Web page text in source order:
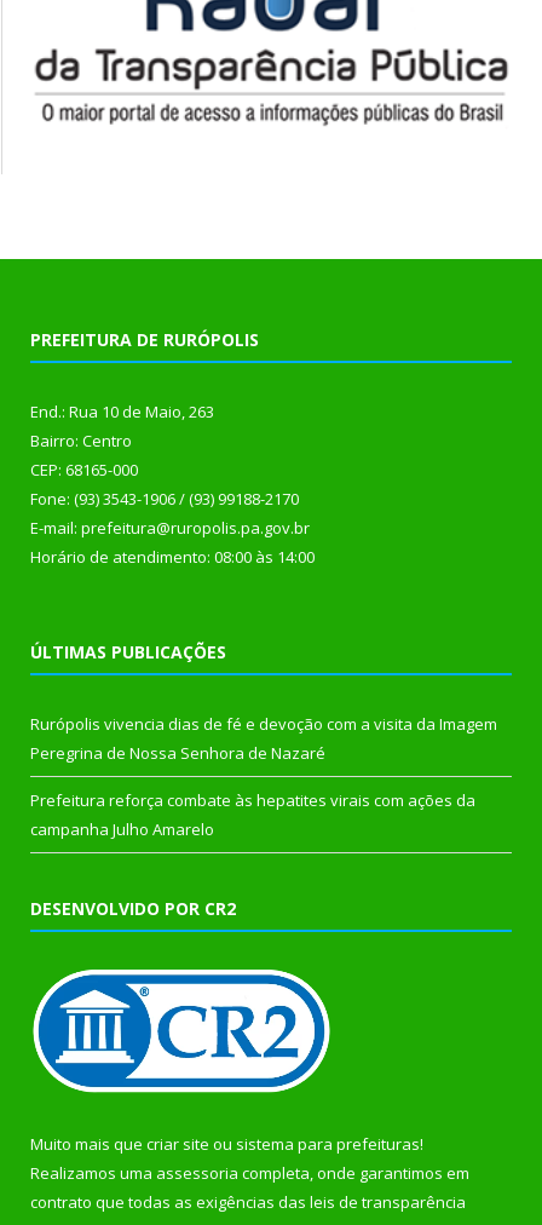
PREFEITURA DE RURÓPOLIS
End.: Rua 10 de Maio, 263
Bairro: Centro
CEP: 68165-000
Fone: (93) 3543-1906 / (93) 99188-2170
E-mail: prefeitura@ruropolis.pa.gov.br
Horário de atendimento: 08:00 às 14:00
ÚLTIMAS PUBLICAÇÕES
Rurópolis vivencia dias de fé e devoção com a visita da Imagem
Peregrina de Nossa Senhora de Nazaré
Prefeitura reforça combate às hepatites virais com ações da
campanha Julho Amarelo
DESENVOLVIDO POR CR2
Muito mais que criar site ou sistema para prefeituras!
Realizamos uma assessoria completa, onde garantimos em
contrato que todas as exigências das leis de transparência